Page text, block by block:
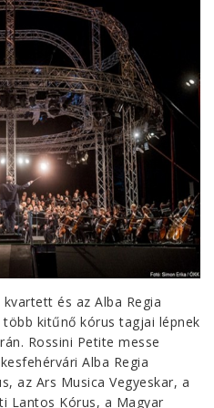
és az Alba Regia
kitűnő kórus tagjai lépnek
Rossini Petite messe
Alba Regia
az Ars Musica Vegyeskar, a
Lantos Kórus, a Magyar